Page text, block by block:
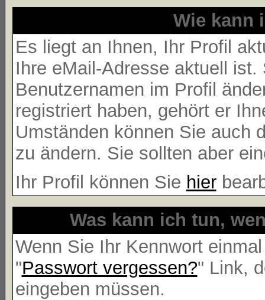
Wie kann
Es liegt an Ihnen, Ihr Profil
Ihre eMail-Adresse aktuell
Benutzernamen im Profil
registriert haben, gehört er
Umständen können Sie auch
zu ändern. Sie sollten aber
Ihr Profil können Sie hier
Was kann ich tun,
Wenn Sie Ihr Kennwort
"Passwort vergessen?" Link,
eingeben müssen.